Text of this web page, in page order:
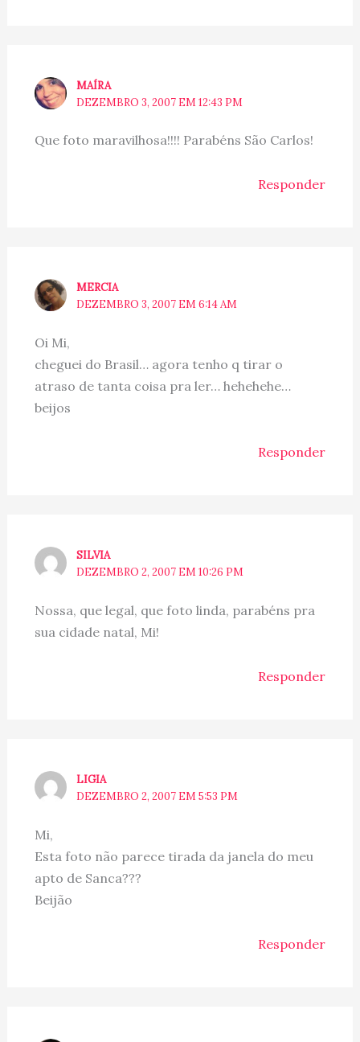
MAÍRA
DEZEMBRO 3, 2007 EM 12:43 PM
Que foto maravilhosa!!!! Parabéns São Carlos!
Responder
MERCIA
DEZEMBRO 3, 2007 EM 6:14 AM
Oi Mi,
cheguei do Brasil… agora tenho q tirar o
atraso de tanta coisa pra ler… hehehehe…
beijos
Responder
SILVIA
DEZEMBRO 2, 2007 EM 10:26 PM
Nossa, que legal, que foto linda, parabéns pra
sua cidade natal, Mi!
Responder
LIGIA
DEZEMBRO 2, 2007 EM 5:53 PM
Mi,
Esta foto não parece tirada da janela do meu
apto de Sanca???
Beijão
Responder